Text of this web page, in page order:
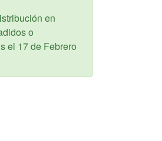
en
o
el 17 de Febrero